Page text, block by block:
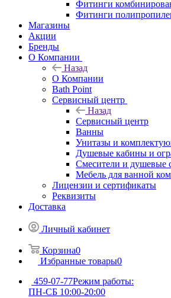
Фитинги
Фитинги
Магазины
Акции
Бренды
О Компании
Назад
О Компании
Bath Point
Сервисный центр
Назад
Сервисный центр
Ванны
Унитазы и
Душевые кабины и
Смесители и душевые
Мебель для ванной
Лицензии и сертификаты
Реквизиты
Доставка
Личный кабинет
Корзина0
Избранные товары0
459-07-77Режим работы:
ПН-СБ 10:00-20:00